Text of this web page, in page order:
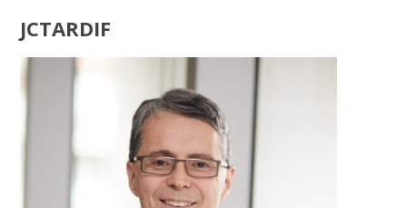
JCTARDIF